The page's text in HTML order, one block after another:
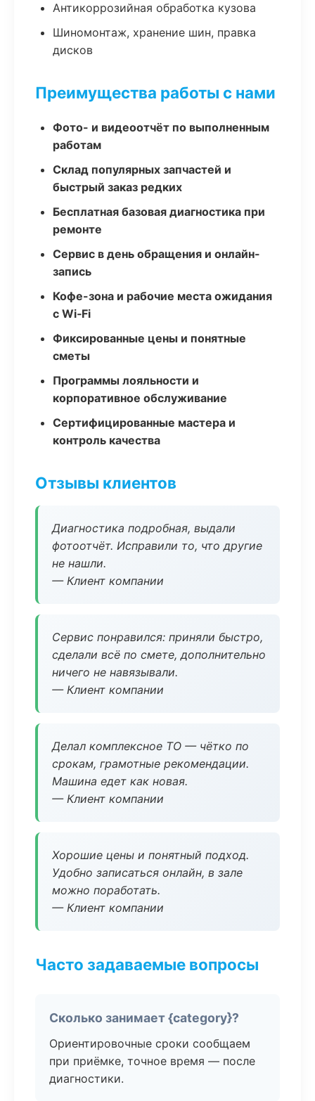
Антикоррозийная обработка кузова
Шиномонтаж, хранение шин, правка
дисков
Преимущества работы с нами
Фото- и видеоотчёт по выполненным
работам
Склад популярных запчастей и
быстрый заказ редких
Бесплатная базовая диагностика при
ремонте
Сервис в день обращения и онлайн-
запись
Кофе-зона и рабочие места ожидания
с Wi‑Fi
Фиксированные цены и понятные
сметы
Программы лояльности и
корпоративное обслуживание
Сертифицированные мастера и
контроль качества
Отзывы клиентов
Диагностика подробная, выдали
фотоотчёт. Исправили то, что другие
не нашли.
— Клиент компании
Сервис понравился: приняли быстро,
сделали всё по смете, дополнительно
ничего не навязывали.
— Клиент компании
Делал комплексное ТО — чётко по
срокам, грамотные рекомендации.
Машина едет как новая.
— Клиент компании
Хорошие цены и понятный подход.
Удобно записаться онлайн, в зале
можно поработать.
— Клиент компании
Часто задаваемые вопросы
Сколько занимает {category}?
Ориентировочные сроки сообщаем
при приёмке, точное время — после
диагностики.